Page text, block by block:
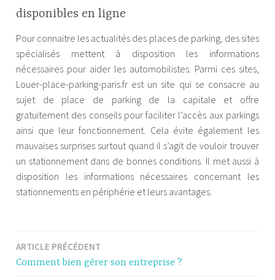
disponibles en ligne
Pour connaitre les actualités des places de parking, des sites
spécialisés mettent à disposition les informations
nécessaires pour aider les automobilistes. Parmi ces sites,
Louer-place-parking-paris.fr est un site qui se consacre au
sujet de place de parking de la capitale et offre
gratuitement des conseils pour faciliter l’accès aux parkings
ainsi que leur fonctionnement. Cela évite également les
mauvaises surprises surtout quand il s’agit de vouloir trouver
un stationnement dans de bonnes conditions. Il met aussi à
disposition les informations nécessaires concernant les
stationnements en périphérie et leurs avantages.
Navigation
ARTICLE PRÉCÉDENT
Comment bien gérer son entreprise ?